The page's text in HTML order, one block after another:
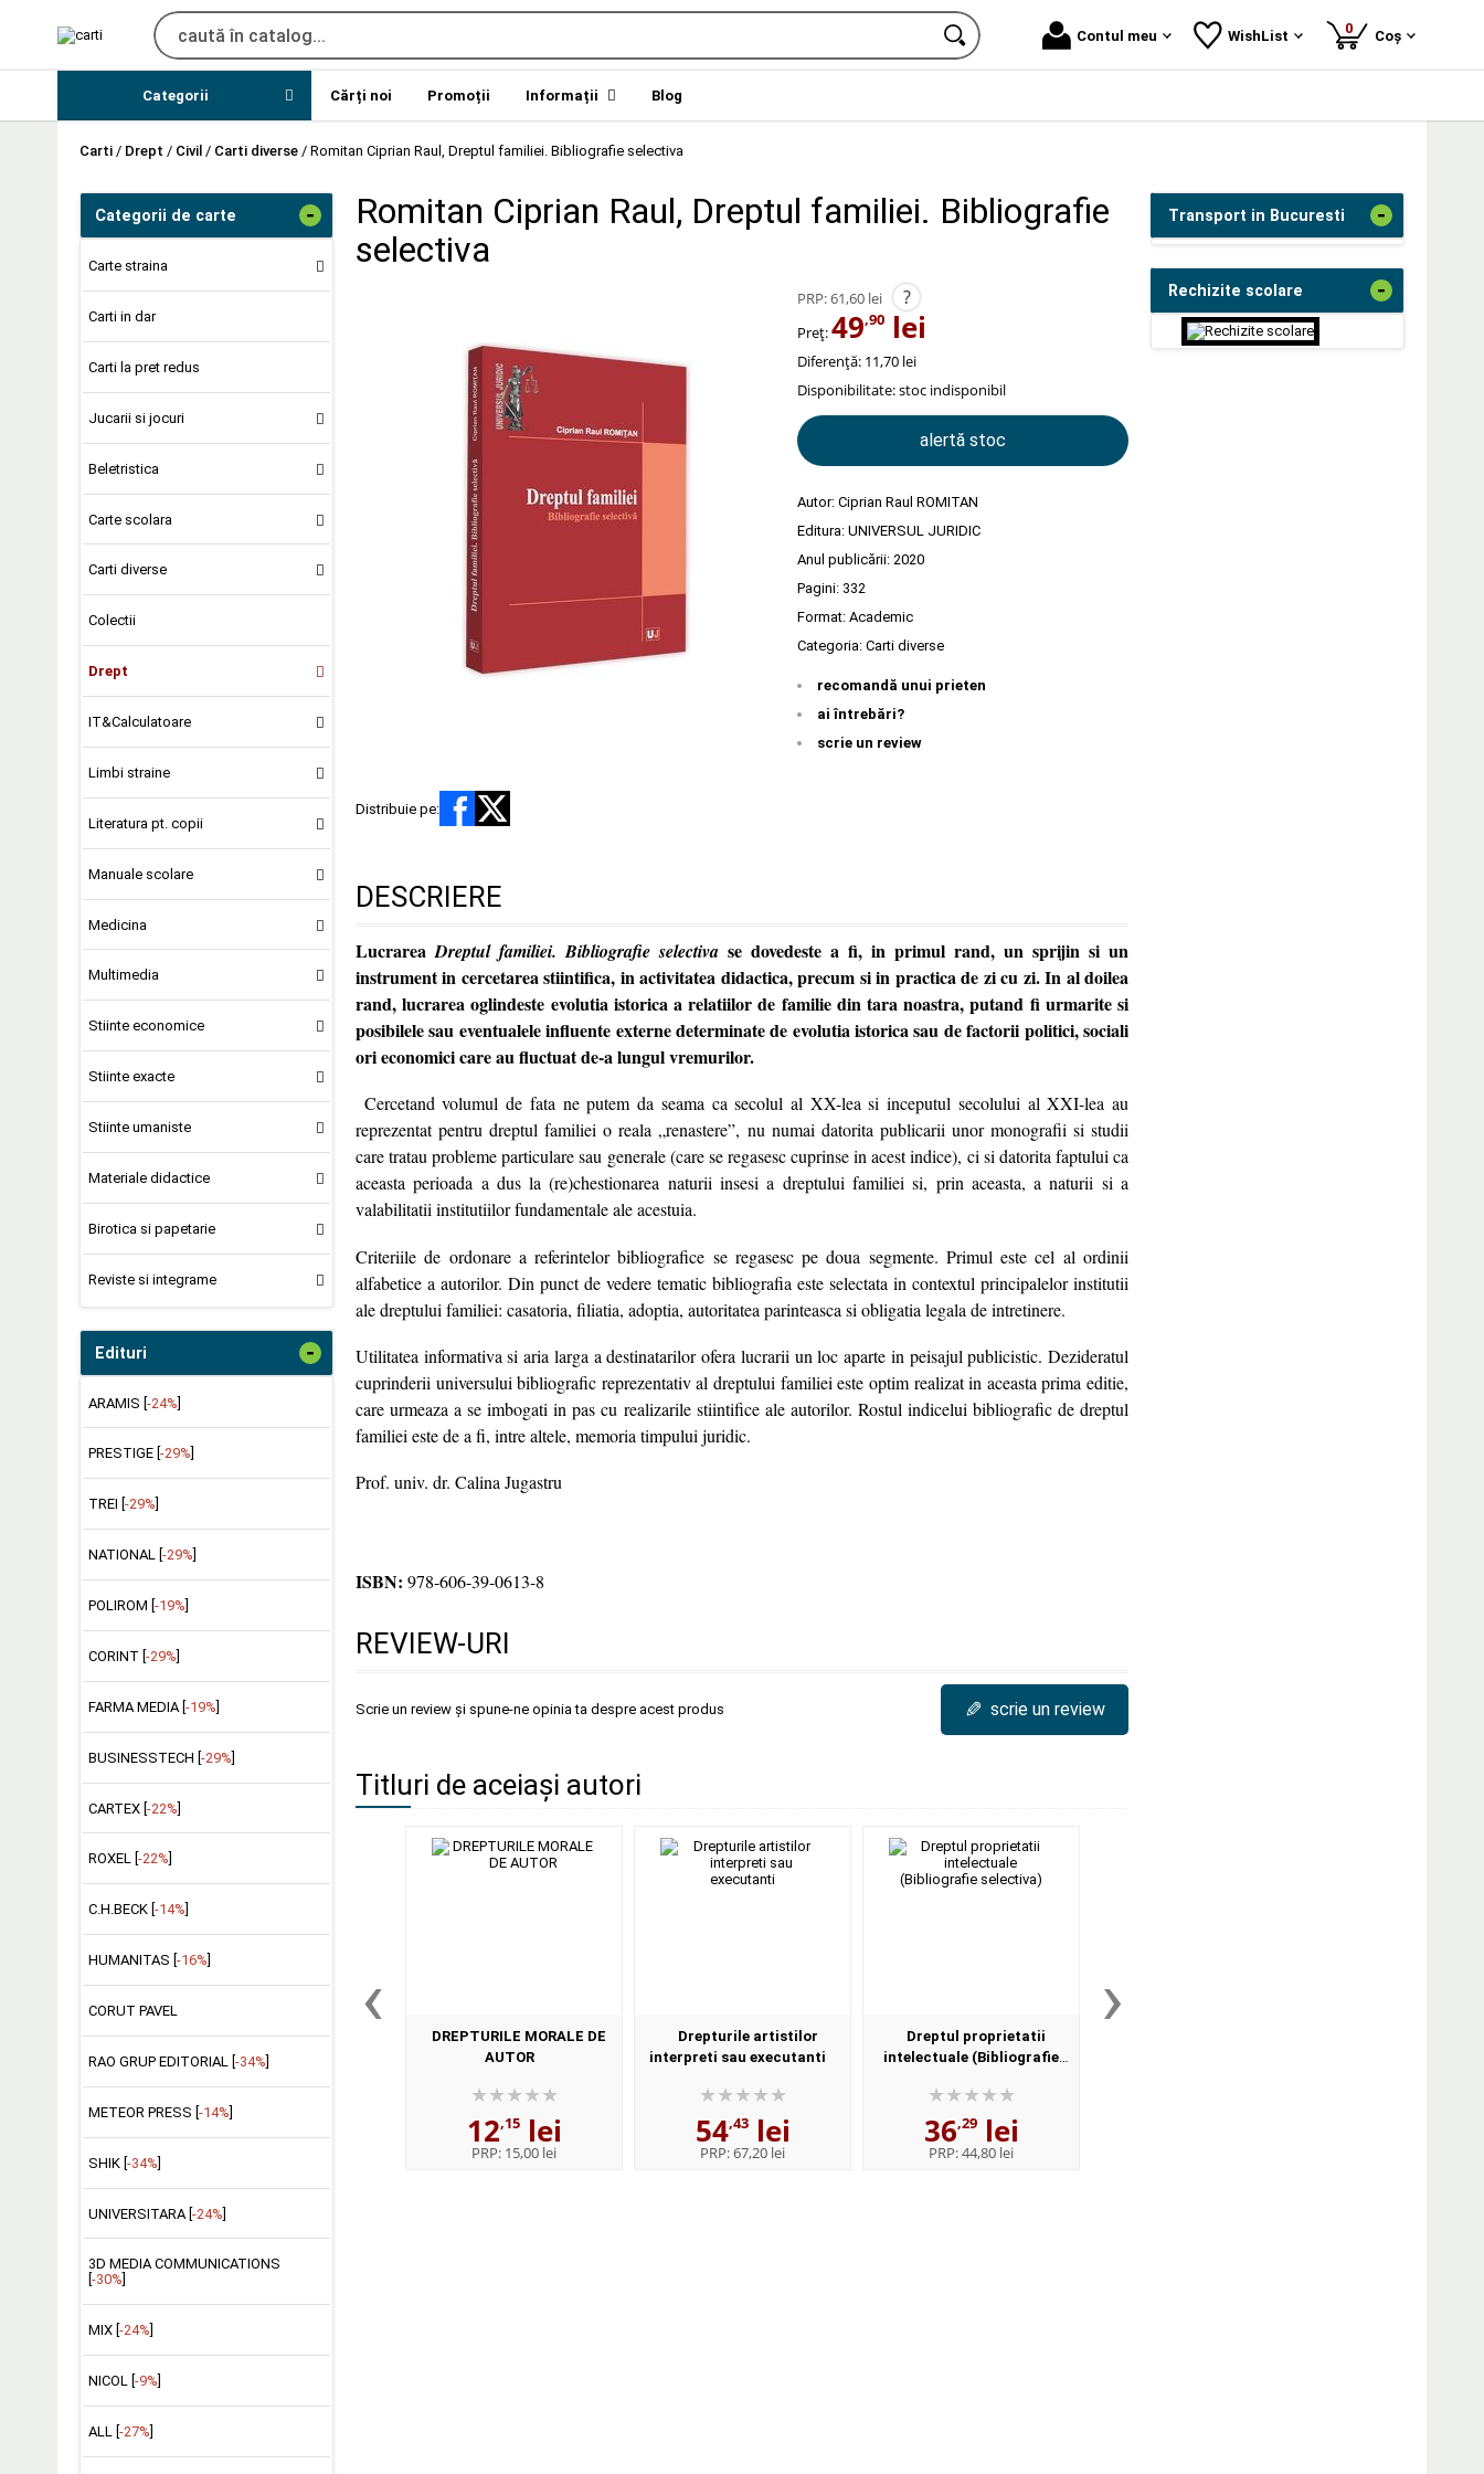
Contul meu WishList 0produse
Coș
Categorii Cărți noi Promoții Informații Blog
Carti / Drept / Civil / Carti diverse / Romitan Ciprian Raul, Dreptul familiei. Bibliografie selectiva
Categorii de carte -
Carte straina
Carti in dar
Carti la pret redus
Jucarii si jocuri
Beletristica
Carte scolara
Carti diverse
Colectii
Drept
IT&Calculatoare
Limbi straine
Literatura pt. copii
Manuale scolare
Medicina
Multimedia
Stiinte economice
Stiinte exacte
Stiinte umaniste
Materiale didactice
Birotica si papetarie
Reviste si integrame
Edituri -
ARAMIS [-24%]
PRESTIGE [ -29%
TREI [ -29%
NATIONAL [ -29%
POLIROM [ -19%
CORINT [ -29%
FARMA MEDIA [ -19%
BUSINESSTECH [-29%]
CARTEX [-22%]
ROXEL [ -22%
C.H.BECK [ -14%
HUMANITAS [ -16%
CORUT PAVEL
RAO GRUP EDITORIAL [ -34%
METEOR PRESS [ -14%
SHIK [-34%]
UNIVERSITARA [-24%]
3D MEDIA COMMUNICATIONS
-30%
MIX [ -24%
NICOL [ -9%
ALL [ -27%
Romitan Ciprian Raul, Dreptul familiei. Bibliografie
selectiva
PRP:61,60 lei ?
Preț:49,90 lei
Diferență: 11,70 lei
Disponibilitate:stoc indisponibil
alertă stoc
Autor: Ciprian Raul ROMITAN
Editura: UNIVERSUL JURIDIC
Anul publicării: 2020
Pagini: 332
Format: Academic
Categoria: Carti diverse
recomandă unui prieten
ai întrebări?
scrie un review
Distribuie pe:
DESCRIERE
LucrareaDreptul familiei. Bibliografie selectiva se dovedeste a fi, in primul rand, un sprijin si un
instrument in cercetarea stiintifica, in activitatea didactica, precum si in practica de zi cu zi. In al doilea
rand, lucrarea oglindeste evolutia istorica a relatiilor de familie din tara noastra, putand fi urmarite si
posibilele sau eventualele influente externe determinate de evolutia istorica sau de factorii politici, sociali
ori economici care au fluctuat de-a lungul vremurilor.
Cercetand volumul de fata ne putem da seama ca secolul al XX-lea si inceputul secolului al XXI-lea au
reprezentat pentru dreptul familiei o reala „renastere”, nu numai datorita publicarii unor monografii si studii
care tratau probleme particulare sau generale (care se regasesc cuprinse in acest indice), ci si datorita faptului ca
aceasta perioada a dus la (re)chestionarea naturii insesi a dreptului familiei si, prin aceasta, a naturii si a
valabilitatii institutiilor fundamentale ale acestuia.
Criteriile de ordonare a referintelor bibliografice se regasesc pe doua segmente. Primul este cel al ordinii
alfabetice a autorilor. Din punct de vedere tematic bibliografia este selectata in contextul principalelor institutii
ale dreptului familiei: casatoria, filiatia, adoptia, autoritatea parinteasca si obligatia legala de intretinere.
Utilitatea informativa si aria larga a destinatarilor ofera lucrarii un loc aparte in peisajul publicistic. Dezideratul
cuprinderii universului bibliografic reprezentativ al dreptului familiei este optim realizat in aceasta prima editie,
care urmeaza a se imbogati in pas cu realizarile stiintifice ale autorilor. Rostul indicelui bibliografic de dreptul
familiei este de a fi, intre altele, memoria timpului juridic.
Prof. univ. dr. Calina Jugastru
ISBN: 978-606-39-0613-8
REVIEW-URI
Scrie un review și spune-ne opinia ta despre acest produs ✎ scrie un review
Titluri de aceiași autori
‹
DREPTURILE MORALE DE
AUTOR
12,15lei
PRP: 15,00 lei
Drepturile artistilor
interpreti sau executanti
54,43lei
PRP:67,20 lei
Dreptul proprietatii
intelectuale (Bibliografie
36,29lei
PRP:44,80 lei
›
Transport in Bucuresti -
Rechizite scolare -